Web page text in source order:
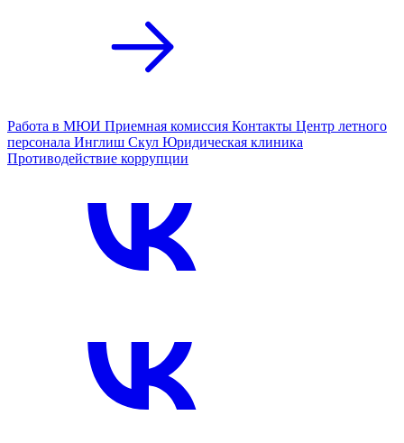
Работа в МЮИ Приемная комиссия Контакты Центр летного
персонала Инглиш Скул Юридическая клиника
Противодействие коррупции